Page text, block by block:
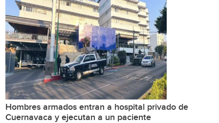
Hombres armados entran a hospital privado de
Cuernavaca y ejecutan a un paciente